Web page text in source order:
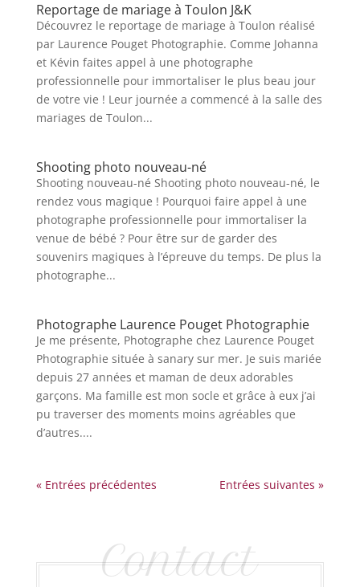
Reportage de mariage à Toulon J&K
Découvrez le reportage de mariage à Toulon réalisé
par Laurence Pouget Photographie. Comme Johanna
et Kévin faites appel à une photographe
professionnelle pour immortaliser le plus beau jour
de votre vie ! Leur journée a commencé à la salle des
mariages de Toulon...
Shooting photo nouveau-né
Shooting nouveau-né Shooting photo nouveau-né, le
rendez vous magique ! Pourquoi faire appel à une
photographe professionnelle pour immortaliser la
venue de bébé ? Pour être sur de garder des
souvenirs magiques à l’épreuve du temps. De plus la
photographe...
Photographe Laurence Pouget Photographie
Je me présente, Photographe chez Laurence Pouget
Photographie située à sanary sur mer. Je suis mariée
depuis 27 années et maman de deux adorables
garçons. Ma famille est mon socle et grâce à eux j’ai
pu traverser des moments moins agréables que
d’autres....
« Entrées précédentes Entrées suivantes »
Contact